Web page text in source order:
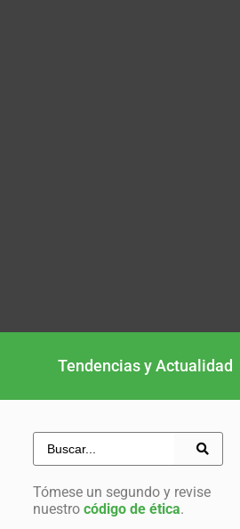
Tendencias y Actualidad
Tómese un segundo y revise
nuestro código de ética.